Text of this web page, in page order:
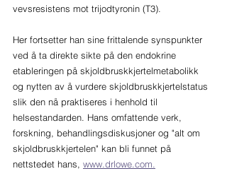
vevsresistens mot trijodtyronin (T3).
Her fortsetter han sine frittalende synspunkter
ved å ta direkte sikte på den endokrine
etableringen på skjoldbruskkjertelmetabolikk
og nytten av å vurdere skjoldbruskkjertelstatus
slik den nå praktiseres i henhold til
helsestandarden. Hans omfattende verk,
forskning, behandlingsdiskusjoner og "alt om
skjoldbruskkjertelen" kan bli funnet på
nettstedet hans, www.drlowe.com.